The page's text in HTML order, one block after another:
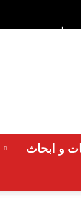
من نحن
و ابحاث